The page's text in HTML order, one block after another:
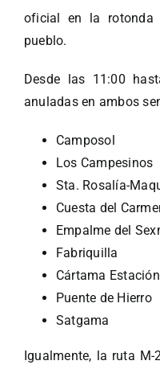
oficial en la rotonda
pueblo.
Desde las 11:00
anuladas en ambos
Camposol
Los Campesinos
Sta. Rosalía-
Cuesta del
Empalme del
Fabriquilla
Cártama Estación
Puente de Hierro
Satgama
Igualmente, la ruta